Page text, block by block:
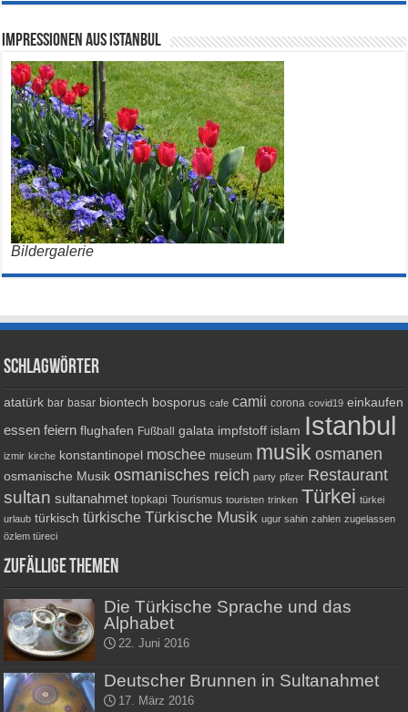
Impressionen aus Istanbul
Bildergalerie
Schlagwörter
atatürk bar basar biontech bosporus cafe camii corona covid19 einkaufen
essen feiern flughafen Fußball galata impfstoff islam Istanbul
izmir kirche konstantinopel moschee museum musik osmanen
osmanische Musik osmanisches reich party pfizer Restaurant
sultan sultanahmet topkapi Tourismus touristen trinken Türkei türkei
urlaub türkisch türkische Türkische Musik ugur sahin zahlen zugelassen
özlem türeci
Zufällige Themen
Die Türkische Sprache und das
Alphabet
22. Juni 2016
Deutscher Brunnen in Sultanahmet
17. März 2016